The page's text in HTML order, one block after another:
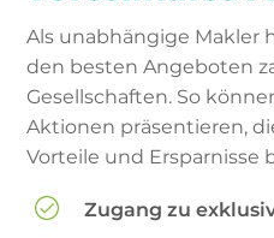
Als unabhängige Makler
den besten Angeboten
Gesellschaften. So
Aktionen präsentieren,
Vorteile und Ersparnisse
Zugang zu